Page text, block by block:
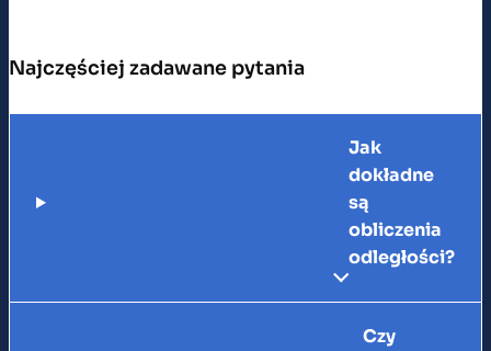
Najczęściej zadawane pytania
Jak
dokładne
są
obliczenia
odległości?
Czy